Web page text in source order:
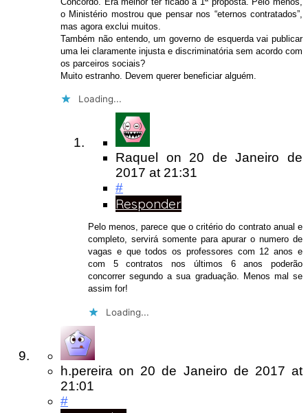
o Ministério mostrou que pensar nos “eternos contratados”,
mas agora exclui muitos.
Também não entendo, um governo de esquerda vai publicar
uma lei claramente injusta e discriminatória sem acordo com
os parceiros sociais?
Muito estranho. Devem querer beneficiar alguém.
Loading...
Raquel on 20 de Janeiro de
2017 at 21:31
#
Responder
Pelo menos, parece que o critério do contrato anual e
completo, servirá somente para apurar o numero de
vagas e que todos os professores com 12 anos e
com 5 contratos nos últimos 6 anos poderão
concorrer segundo a sua graduação. Menos mal se
assim for!
Loading...
h.pereira on 20 de Janeiro de 2017at
21:01
#